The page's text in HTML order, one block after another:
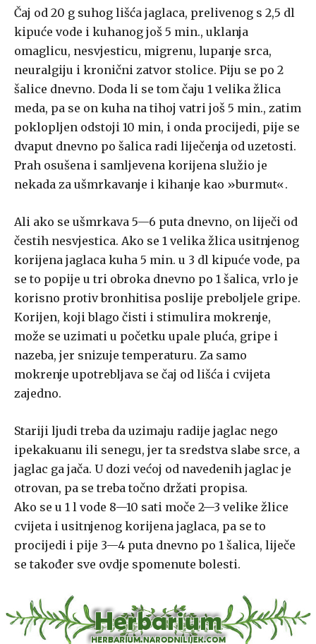
Čaj od 20 g suhog lišća jaglaca, prelivenog s 2,5 dl
kipuće vode i kuhanog još 5 min., uklanja
omaglicu, nesvjesticu, migrenu, lupanje srca,
neuralgiju i kronični zatvor stolice. Piju se po 2
šalice dnevno. Doda li se tom čaju 1 velika žlica
meda, pa se on kuha na tihoj vatri još 5 min., zatim
poklopljen odstoji 10 min, i onda procijedi, pije se
dvaput dnevno po šalica radi liječenja od uzetosti.
Prah osušena i samljevena korijena služio je
nekada za ušmrkavanje i kihanje kao »burmut«.
Ali ako se ušmrkava 5—6 puta dnevno, on liječi od
čestih nesvjestica. Ako se 1 velika žlica usitnjenog
korijena jaglaca kuha 5 min. u 3 dl kipuće vode, pa
se to popije u tri obroka dnevno po 1 šalica, vrlo je
korisno protiv bronhitisa poslije preboljele gripe.
Korijen, koji blago čisti i stimulira mokrenje,
može se uzimati u početku upale pluća, gripe i
nazeba, jer snizuje temperaturu. Za samo
mokrenje upotrebljava se čaj od lišća i cvijeta
zajedno.
Stariji ljudi treba da uzimaju radije jaglac nego
ipekakuanu ili senegu, jer ta sredstva slabe srce, a
jaglac ga jača. U dozi većoj od navedenih jaglac je
otrovan, pa se treba točno držati propisa.
Ako se u 1 l vode 8—10 sati moče 2—3 velike žlice
cvijeta i usitnjenog korijena jaglaca, pa se to
procijedi i pije 3—4 puta dnevno po 1 šalica, liječe
se također sve ovdje spomenute bolesti.